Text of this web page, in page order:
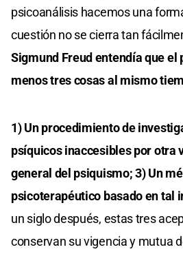
psicoanálisis hacemos una
cuestión no se cierra tan
Sigmund Freud entendía que el
menos tres cosas al mismo
1) Un procedimiento de
psíquicos inaccesibles por otra
general del psiquismo; 3) Un
psicoterapéutico basado en tal
un siglo después, estas tres
conservan su vigencia y mutua